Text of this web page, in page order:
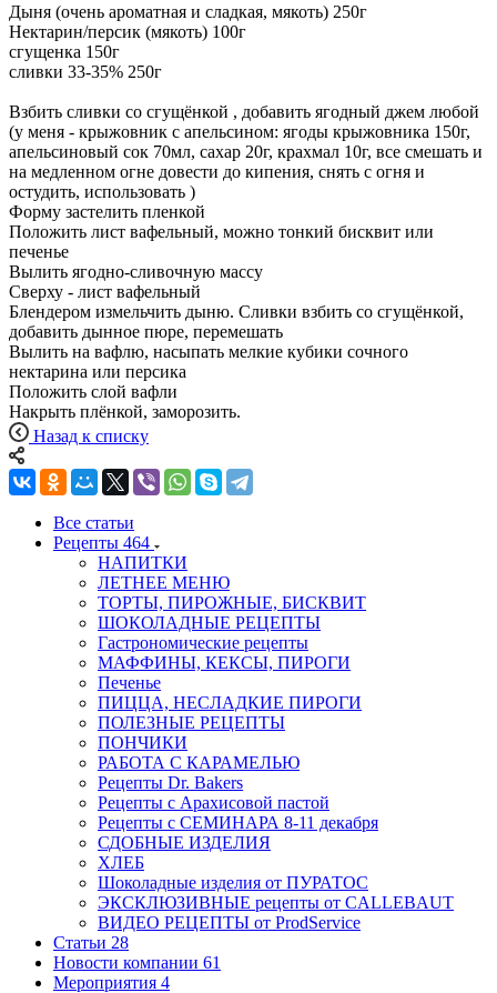
Дыня (очень ароматная и сладкая, мякоть) 250г
Нектарин/персик (мякоть) 100г
сгущенка 150г
сливки 33-35% 250г
Взбить сливки со сгущёнкой , добавить ягодный джем любой
(у меня - крыжовник с апельсином: ягоды крыжовника 150г,
апельсиновый сок 70мл, сахар 20г, крахмал 10г, все смешать и
на медленном огне довести до кипения, снять с огня и
остудить, использовать )
Форму застелить пленкой
Положить лист вафельный, можно тонкий бисквит или
печенье
Вылить ягодно-сливочную массу
Сверху - лист вафельный
Блендером измельчить дыню. Сливки взбить со сгущёнкой,
добавить дынное пюре, перемешать
Вылить на вафлю, насыпать мелкие кубики сочного
нектарина или персика
Положить слой вафли
Накрыть плёнкой, заморозить.
Назад к списку
Все статьи
Рецепты 464
НАПИТКИ
ЛЕТНЕЕ МЕНЮ
ТОРТЫ, ПИРОЖНЫЕ, БИСКВИТ
ШОКОЛАДНЫЕ РЕЦЕПТЫ
Гастрономические рецепты
МАФФИНЫ, КЕКСЫ, ПИРОГИ
Печенье
ПИЦЦА, НЕСЛАДКИЕ ПИРОГИ
ПОЛЕЗНЫЕ РЕЦЕПТЫ
ПОНЧИКИ
РАБОТА С КАРАМЕЛЬЮ
Рецепты Dr. Bakers
Рецепты с Арахисовой пастой
Рецепты с СЕМИНАРА 8-11 декабря
СДОБНЫЕ ИЗДЕЛИЯ
ХЛЕБ
Шоколадные изделия от ПУРАТОС
ЭКСКЛЮЗИВНЫЕ рецепты от CALLEBAUT
ВИДЕО РЕЦЕПТЫ от ProdService
Статьи 28
Новости компании 61
Мероприятия 4